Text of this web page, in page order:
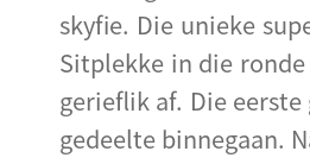
skyfie. Die unieke
Sitplekke in die
gerieflik af. Die
gedeelte binnegaan.